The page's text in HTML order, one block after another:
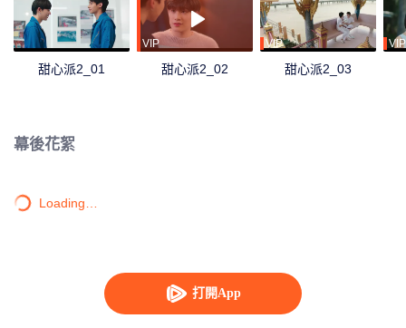
打開App
甜心派2_01
VIP
甜心派2_02
VIP
甜心派2_03
VIP
幕後花絮
Loading…